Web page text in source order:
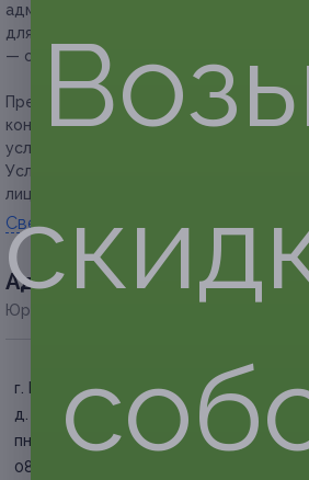
администрация центра вправе
для себя время;
— обязательна предварительная
Предупреждаем о необходимости
консультации у врача-специалиста по
услугам и противопоказаниям.
Услуга предоставляется только
лицам.
Свернуть
Адресa
Юридическая информация о партнёре
г. Краснодар, ул. Гагарина,
д. 124
пн-пт: с 08:00 до 20:00, сб: с
08:00 до 18:00, вс: с 08:00